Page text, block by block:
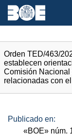
Orden TED/463/
establecen
Comisión Nacional
relacionadas con
Publicado en:
«BOE» núm.